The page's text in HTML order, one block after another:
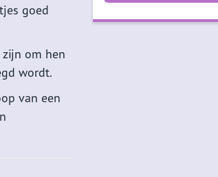
goed
om hen
wordt.
van een